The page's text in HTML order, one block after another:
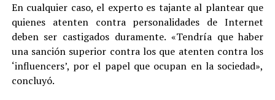
En cualquier caso, el experto es tajante al plantear que
quienes atenten contra personalidades de Internet
deben ser castigados duramente. «Tendría que haber
una sanción superior contra los que atenten contra los
‘influencers’, por el papel que ocupan en la sociedad»,
concluyó.